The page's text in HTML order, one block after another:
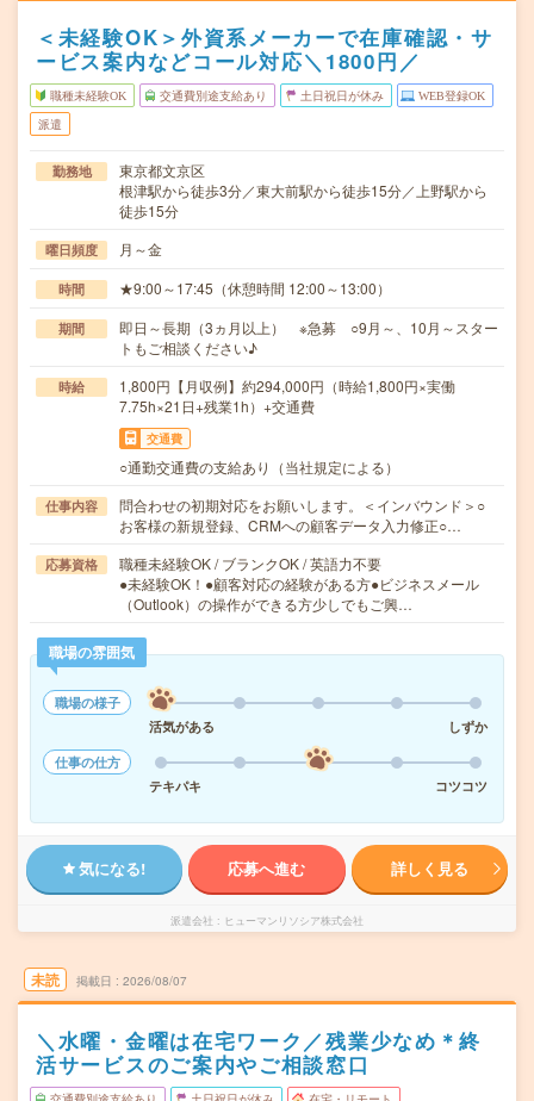
＜未経験OK＞外資系メーカーで在庫確認・サ
ービス案内などコール対応＼1800円／
職種未経験OK 交通費別途支給あり 土日祝日が休み WEB登録OK
派遣
勤務地
東京都文京区
根津駅から徒歩3分／東大前駅から徒歩15分／上野駅から
徒歩15分
曜日頻度 月～金
時間 ★9:00～17:45（休憩時間 12:00～13:00）
期間
即日～長期（3ヵ月以上） ※急募 ○9月～、10月～スター
トもご相談ください♪
時給
1,800円【月収例】約294,000円（時給1,800円×実働
7.75h×21日+残業1h）+交通費
交通費
○通勤交通費の支給あり（当社規定による）
仕事内容
問合わせの初期対応をお願いします。＜インバウンド＞○
お客様の新規登録、CRMへの顧客データ入力修正○…
応募資格
職種未経験OK / ブランクOK / 英語力不要
●未経験OK！●顧客対応の経験がある方●ビジネスメール
（Outlook）の操作ができる方少しでもご興…
職場の雰囲気
職場の様子
活気がある
しずか
仕事の仕方
テキパキ
コツコツ
気になる! 応募へ進む 詳しく見る
派遣会社 ヒューマンリソシア株式会社
未読 掲載日 2026/08/07
＼水曜・金曜は在宅ワーク／残業少なめ＊終
活サービスのご案内やご相談窓口
交通費別途支給あり 土日祝日が休み 在宅・リモート